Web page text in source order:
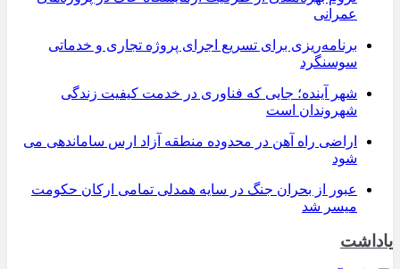
عمرانی
برنامه‌ریزی برای تسریع اجرای پروژه تجاری و خدماتی
سوسنگرد
شهر آینده؛ جایی که فناوری در خدمت کیفیت زندگی
شهروندان است
اراضی راه آهن در محدوده منطقه آزاد ارس ساماندهی می
شود
عبور از بحران جنگ در سایه همدلی تمامی ارکان حکومت
میسر شد
یاداشت